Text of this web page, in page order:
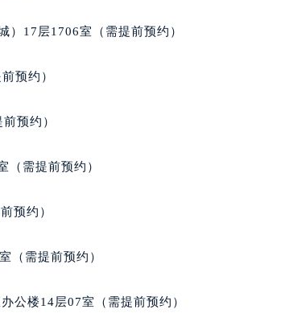
（需提前预约）
室（需提前预约）
前预约）
)18层09室（需提前预约）
06室（需提前预约）
6楼10室（需提前预约）
层1002室（需提前预约）
）17层1706室（需提前预约）
预约）
预约）
（需提前预约）
预约）
（需提前预约）
公楼14层07室（需提前预约）